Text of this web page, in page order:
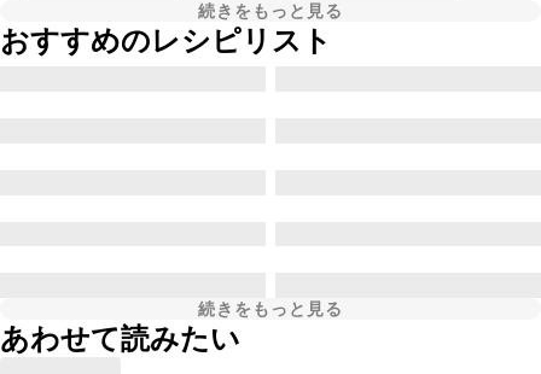
続きをもっと見る
おすすめのレシピリスト
続きをもっと見る
あわせて読みたい